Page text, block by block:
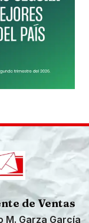
de Ventas
M. Garza García